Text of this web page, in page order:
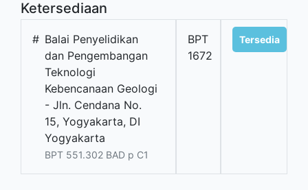
Ketersediaan
# Balai Penyelidikan
dan Pengembangan
Teknologi
Kebencanaan Geologi
- Jln. Cendana No.
15, Yogyakarta, DI
Yogyakarta
BPT 551.302 BAD p C1
BPT
1672
Tersedia